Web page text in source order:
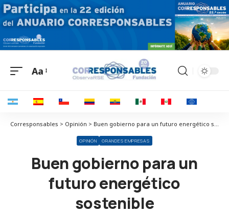
Aa
Corresponsables > Opinión > Buen gobierno para un futuro energético sostenible
OPINIÓN GRANDES EMPRESAS
Buen gobierno para un
futuro energético
sostenible